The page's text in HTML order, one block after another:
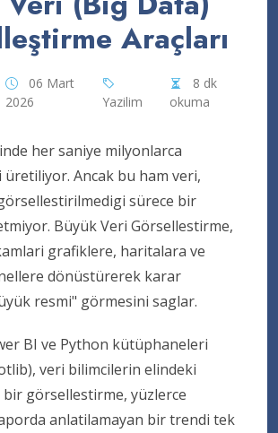
Araçları
06 Mart
2026
Yazilim
8 dk
okuma
her saniye milyonlarca
Ancak bu ham veri,
sürece bir
Büyük Veri Görsellestirme,
grafiklere, haritalara ve
dönüstürerek karar
resmi" görmesini saglar.
BI ve Python kütüphaneleri
veri bilimcilerin elindeki
görsellestirme, yüzlerce
anlatilamayan bir trendi tek